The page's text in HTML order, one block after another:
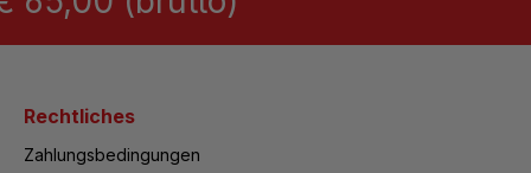
Rechtliches
Zahlungsbedingungen